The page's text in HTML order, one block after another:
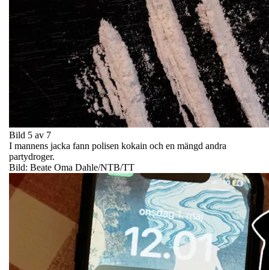
Bild 5 av 7
I mannens jacka fann polisen kokain och en mängd andra
partydroger.
Bild: Beate Oma Dahle/NTB/TT